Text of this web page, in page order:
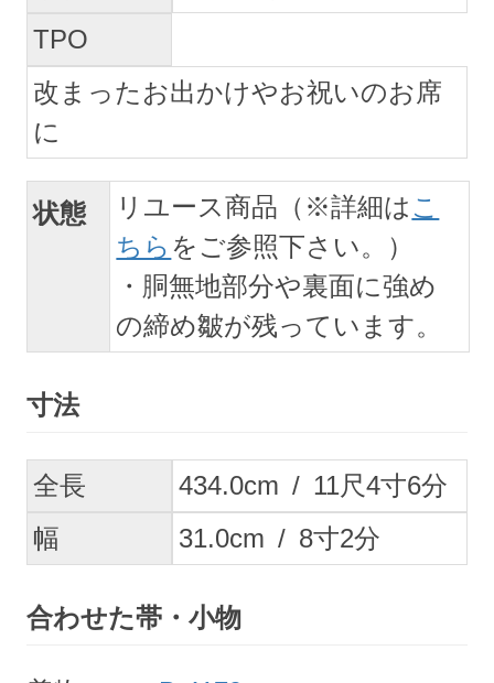
TPO
改まったお出かけやお祝いのお席
に
状態 リユース商品（※詳細は こ
ちら をご参照下さい。）
・胴無地部分や裏面に強め
の締め皺が残っています。
寸法
全長 434.0cm / 11尺4寸6分
幅
31.0cm / 8寸2分
合わせた帯・小物